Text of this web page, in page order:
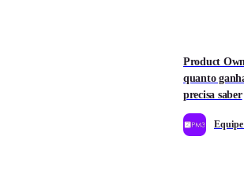
Product
quanto
precisa saber